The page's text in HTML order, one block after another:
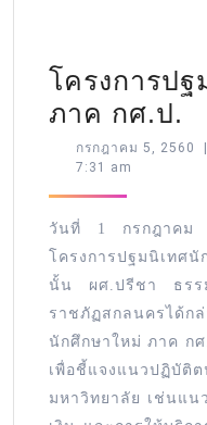
โครงการป
ภาค กศ.ป.
กรกฎาคม 5, 2560
7:31 am
วันที่ 1 กรกฎาคม
โครงการปฐมนิเทศ
นั้น ผศ.ปรีชา ธรร
ราชภัฏสกลนครได้ก
นักศึกษาใหม่ ภาค ก
เพื่อชี้แจงแนวปฏิบัติ
มหาวิทยาลัย เช่นแน